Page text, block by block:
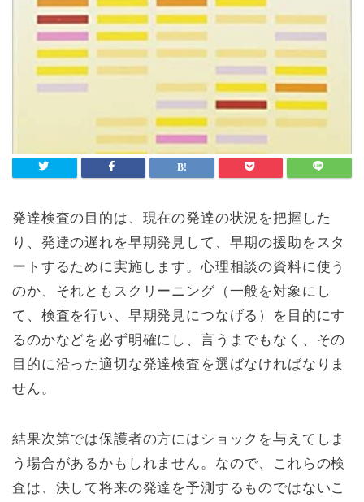
発達検査の目的は、現在の発達の状況を把握した
り、発達の遅れを早期発見して、早期の援助をスタ
ートするために実施します。心理相談の資料に使う
のか、それともスクリーニング（一般を対象にし
て、検査を行い、早期発見につなげる）を目的にす
るのかなどを必ず明確にし、言うまでもなく、その
目的に沿った適切な発達検査を選ばなければなりま
せん。
結果次第では保護者の方にはショックを与えてしま
う場合があるかもしれません。なので、これらの検
査は、決して将来の発達を予測するものではないこ